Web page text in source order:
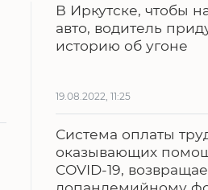
В Иркутске, чтобы
авто, водитель
историю об угоне
19.08.2022, 11:25
Система оплаты
оказывающих
COVID-19,